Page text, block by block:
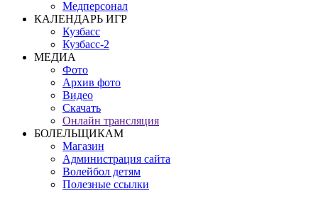
Медперсонал
КАЛЕНДАРЬ ИГР
Кузбасс
Кузбасс-2
МЕДИА
Фото
Архив фото
Видео
Скачать
Онлайн трансляция
БОЛЕЛЬЩИКАМ
Магазин
Администрация сайта
Волейбол детям
Полезные ссылки